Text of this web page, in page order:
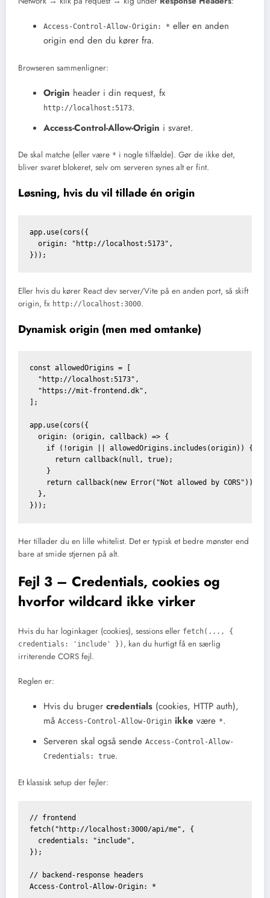
Access-Control-Allow-Origin: * eller en anden
origin end den du kører fra.
Browseren sammenligner:
Origin header i din request, fx
http://localhost:5173.
Access-Control-Allow-Origin i svaret.
De skal matche (eller være * i nogle tilfælde). Gør de ikke det,
bliver svaret blokeret, selv om serveren synes alt er fint.
Løsning, hvis du vil tillade én origin
app.use(cors({
  origin: "http://localhost:5173",
Eller hvis du kører React dev server/Vite på en anden port, så skift
origin, fx http://localhost:3000.
Dynamisk origin (men med omtanke)
const allowedOrigins = [
  "http://localhost:5173",
  "https://mit-frontend.dk",
];
app.use(cors({
  origin: (origin, callback) => {
    if (!origin || allowedOrigins.includes(origin)) {
      return callback(null, true);
    }
    return callback(new Error("Not allowed by CORS"));
  },
Her tillader du en lille whitelist. Det er typisk et bedre mønster end
bare at smide stjernen på alt.
Fejl 3 – Credentials, cookies og
hvorfor wildcard ikke virker
Hvis du har loginkager (cookies), sessions eller fetch(..., {
credentials: 'include' }) , kan du hurtigt få en særlig
irriterende CORS fejl.
Reglen er:
Hvis du bruger credentials (cookies, HTTP auth),
må Access-Control-Allow-Origin ikke være *.
Serveren skal også sende Access-Control-Allow-
Credentials: true.
Et klassisk setup der fejler:
// frontend
fetch("http://localhost:3000/api/me", {
  credentials: "include",
});
// backend-response headers